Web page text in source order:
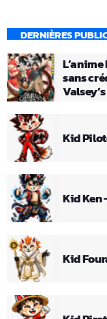
DERNIÈRES
sans
Kid
Kid Ken
Kid